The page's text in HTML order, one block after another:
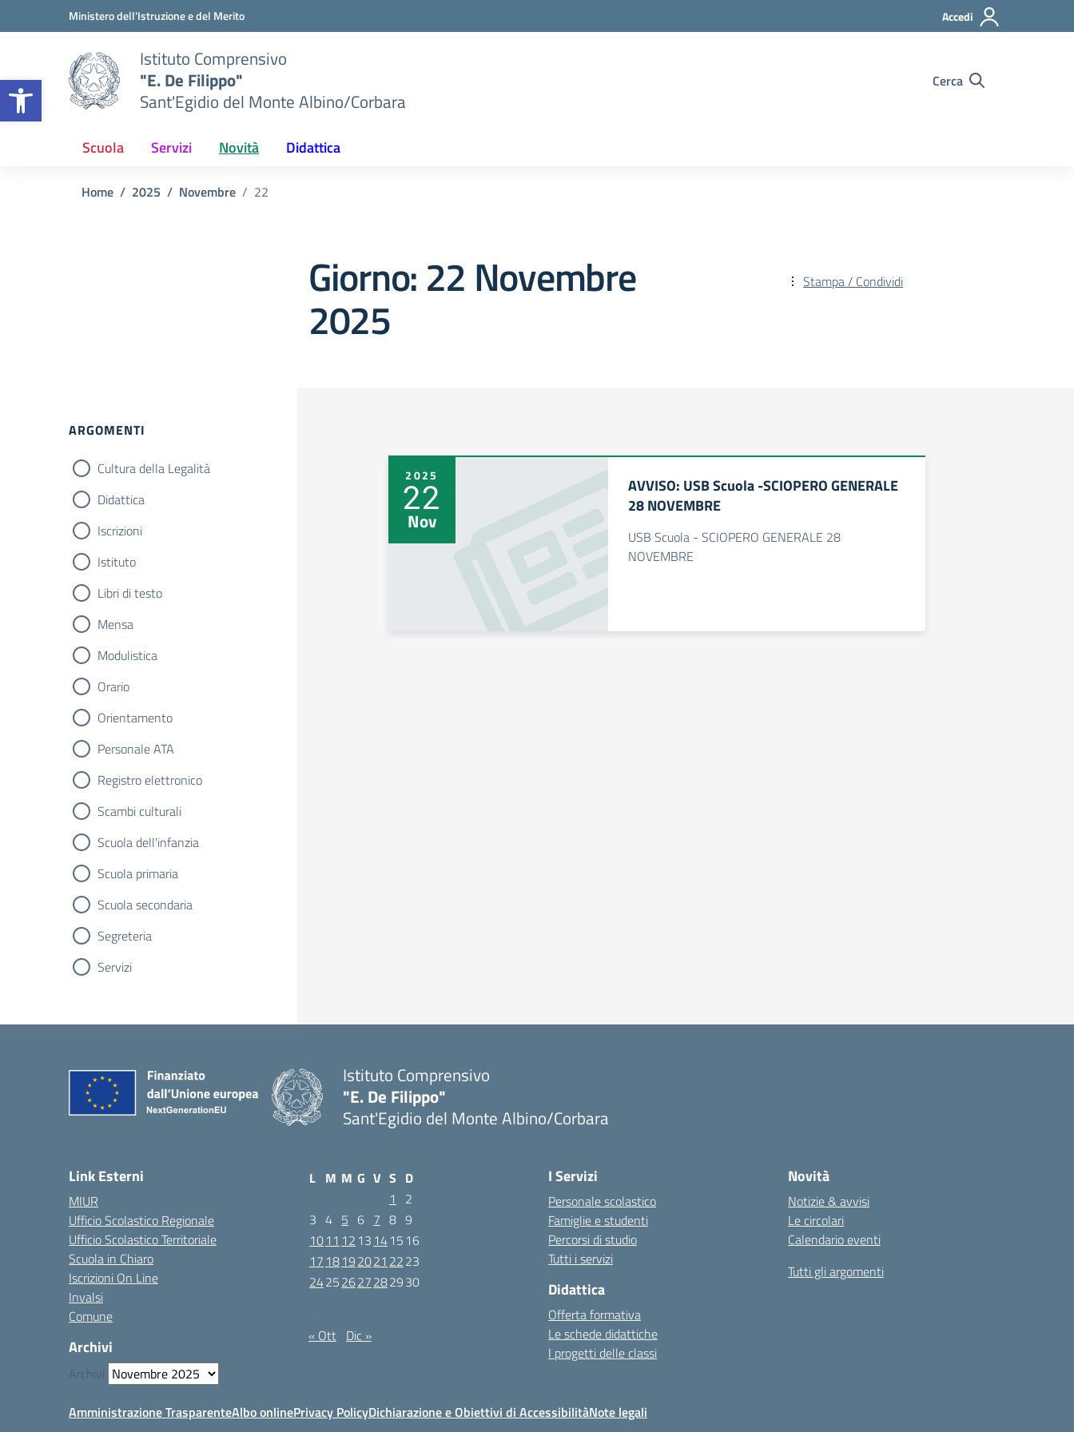
Apri la barra degli strumenti
Vai ai contenuti
Vai al menu di navigazioneMinistero dell'Istruzione e del Merito Accedi
Istituto Comprensivo
"E. De Filippo"
Sant'Egidio del Monte Albino/Corbara
Cerca
Scuola Servizi Novità Didattica
Home 2025 Novembre 22
Giorno:22 Novembre
2025
Stampa / Condividi
ARGOMENTI
Cultura della Legalità
Didattica
Iscrizioni
Istituto
Libri di testo
Mensa
Modulistica
Orario
Orientamento
Personale ATA
Registro elettronico
Scambi culturali
Scuola dell'infanzia
Scuola primaria
Scuola secondaria
Segreteria
Servizi
2025
22
Nov
AVVISO: USB Scuola -SCIOPERO GENERALE
28 NOVEMBRE
USB Scuola - SCIOPERO GENERALE 28
NOVEMBRE
Istituto Comprensivo
"E. De Filippo"
Sant'Egidio del Monte Albino/Corbara
Link Esterni
MIUR
Ufficio Scolastico Regionale
Ufficio Scolastico Territoriale
Scuola in Chiaro
Iscrizioni On Line
Invalsi
Comune
Archivi
Archivi
L M M G V S D
1
2
3 4 5 6 7 8 9
1011 12 13 1415 16
17 18192021 2223
24252627282930
« Ott Dic »
I Servizi
Personale scolastico
Famiglie e studenti
Percorsi di studio
Tutti i servizi
Didattica
Offerta formativa
Le schede didattiche
I progetti delle classi
Novità
Notizie & avvisi
Le circolari
Calendario eventi
Tutti gli argomenti
Amministrazione TrasparenteAlbo onlinePrivacy PolicyDichiarazione e Obiettivi di AccessibilitàNote legali